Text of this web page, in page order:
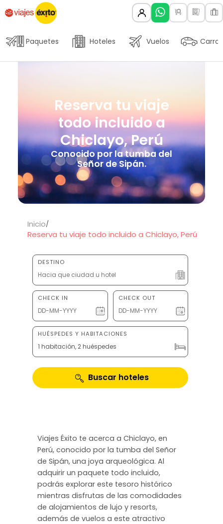
Paquetes Hoteles Vuelos Carros
Reserva tu viaje
todo incluido a
Chiclayo, Perú
Conocido por la tumba del
Señor de Sipán.
Inicio
Reserva tu viaje todo incluido a Chiclayo, Perú
DESTINO
CHECK IN CHECK OUT
HUÉSPEDES Y HABITACIONES
1 habitación, 2 huéspedes
Buscar hoteles
Viajes Éxito te acerca a Chiclayo, en
Perú, conocido por la tumba del Señor
de Sipán, una joya arqueológica. Al
adquirir un paquete todo incluido,
podrás explorar este tesoro histórico
mientras disfrutas de las comodidades
de alojamientos de lujo y resorts,
además de vuelos a este atractivo